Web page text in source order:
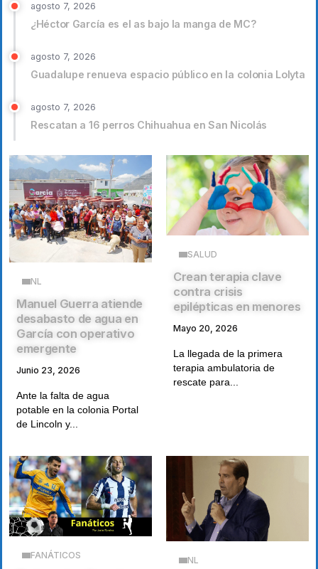
agosto 7, 2026
¿Héctor García es el as bajo la manga de MC?
agosto 7, 2026
Guadalupe renueva espacio público en la colonia Lolyta
agosto 7, 2026
Rescatan a 16 perros Chihuahua en San Nicolás
NL
Manuel Guerra atiende
desabasto de agua en
García con operativo
emergente
Junio 23, 2026
Ante la falta de agua
potable en la colonia Portal
de Lincoln y...
SALUD
Crean terapia clave
contra crisis
epilépticas en menores
Mayo 20, 2026
La llegada de la primera
terapia ambulatoria de
rescate para...
FANÁTICOS NL